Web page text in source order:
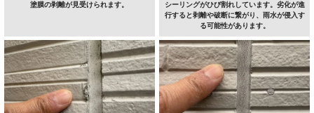
塗膜の剥離が見受けられます。
シーリングがひび割れしています。劣化が進
行すると剥離や破断に繋がり、雨水が侵入す
る可能性があります。